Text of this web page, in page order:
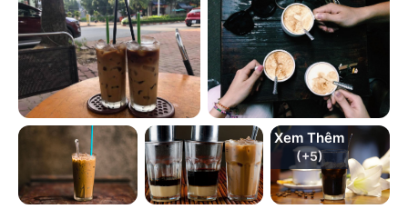
Xem Thêm
(+5)